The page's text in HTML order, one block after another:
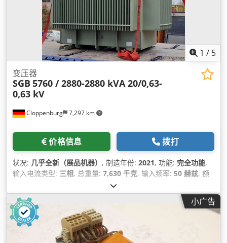
1 / 5
Cloppenburg 7,297 km
变压器
SGB 5760 / 2880-2880 kVA 20/0,63-
0,63 kV
价格信息 拨打
状况: 几乎全新（展品机器） , 制造年份: 2021, 功能: 完全功能,
输入电流类型: 三相, 总重量: 7,630 千克, 输入频率: 50 赫兹, 额
, 输出电压:
小广告